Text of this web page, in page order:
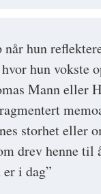
hun
hun vokste
Mann eller
storhet eller
drev henne
i dag”